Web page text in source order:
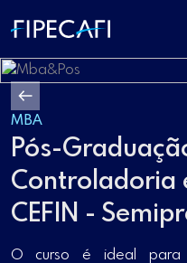
MBA
Pós-
Controladoria
CEFIN -
O curso é ideal para